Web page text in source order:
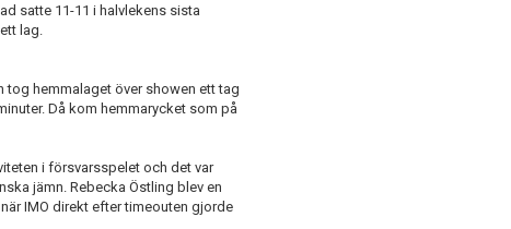
satte 11-11 i halvlekens sista
lag.
tog hemmalaget över showen ett tag
Då kom hemmarycket som på
i försvarsspelet och det var
jämn. Rebecka Östling blev en
IMO direkt efter timeouten gjorde